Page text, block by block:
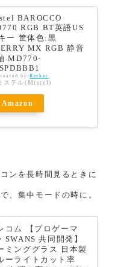
BAROCCO
RGB BT英語US
ー 筐体色:黒
MX RGB 静音
MD770-
byRinker
ステル(Mistel)
Amazon
ンを長時間見るときに
、集中モードの時に。
コム 【プロゲーマ
SWANS 共同開発】
ミンググラス 日本製
ーライトカット率